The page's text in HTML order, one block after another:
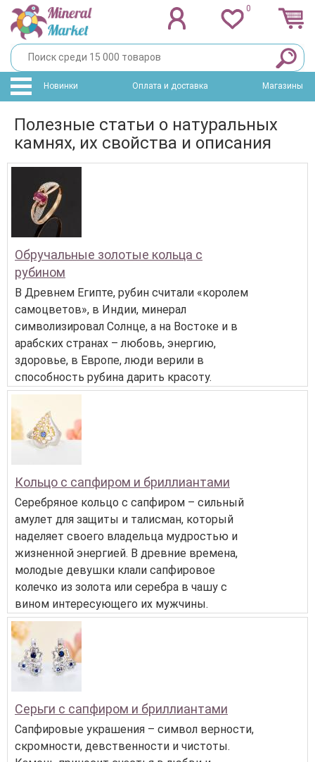
0
Новинки Оплата и доставка Магазины
Полезные статьи о натуральных
камнях, их свойства и описания
Обручальные золотые кольца с
рубином
В Древнем Египте, рубин считали «королем
самоцветов», в Индии, минерал
символизировал Солнце, а на Востоке и в
арабских странах – любовь, энергию,
здоровье, в Европе, люди верили в
способность рубина дарить красоту.
Кольцо с сапфиром и бриллиантами
Серебряное кольцо с сапфиром – сильный
амулет для защиты и талисман, который
наделяет своего владельца мудростью и
жизненной энергией. В древние времена,
молодые девушки клали сапфировое
колечко из золота или серебра в чашу с
вином интересующего их мужчины.
Серьги с сапфиром и бриллиантами
Сапфировые украшения – символ верности,
скромности, девственности и чистоты.